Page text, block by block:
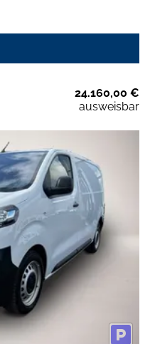
24.160,00 €
ausweisbar